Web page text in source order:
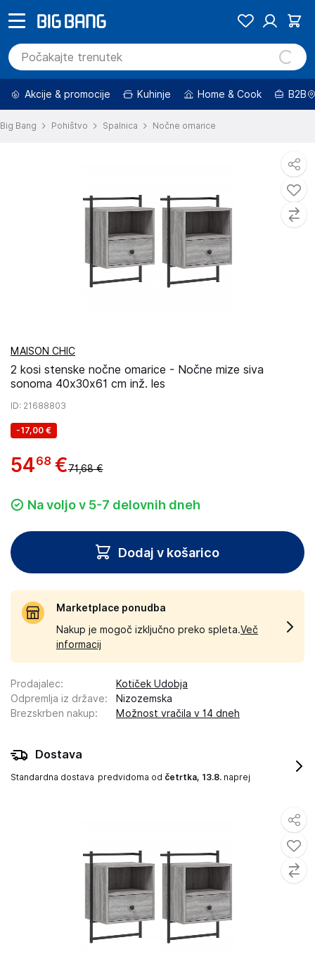
Akcije & promocije Kuhinje Home & Cook B2B
Big Bang Pohištvo Spalnica Nočne omarice
MAISON CHIC
2 kosi stenske nočne omarice - Nočne mize siva
sonoma 40x30x61 cm inž. les
ID: 21688803
-17,00 €
5468 €71,68 €
Na voljo v 5-7 delovnih dneh
Dodaj v košarico
Marketplace ponudba
Nakup je mogoč izključno preko spleta.Več
informacij
Prodajalec:
Kotiček Udobja
Odpremlja iz države:
Nizozemska
Brezskrben nakup: Možnost vračila v 14 dneh
Dostava
Standardna dostava predvidoma od četrtka, 13.8. naprej